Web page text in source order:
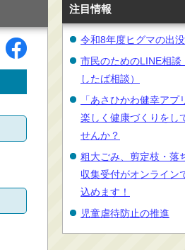
注目情報
令和8年度ヒグマの出
市民のためのLINE相談
したば相談）
「あさひかわ健幸アプ
楽しく健康づくりをし
せんか？
粗大ごみ、剪定枝・落
収集受付がオンライン
込めます！
児童虐待防止の推進